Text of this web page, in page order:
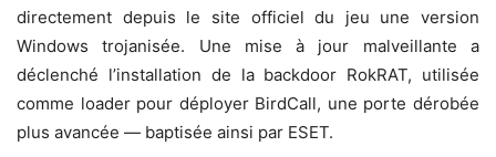
directement depuis le site officiel du jeu une version
Windows trojanisée. Une mise à jour malveillante a
déclenché l’installation de la backdoor RokRAT, utilisée
comme loader pour déployer BirdCall, une porte dérobée
plus avancée — baptisée ainsi par ESET.